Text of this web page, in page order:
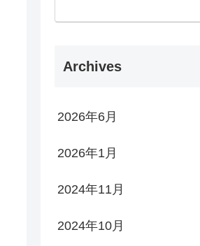
Archives
2026年6月
2026年1月
2024年11月
2024年10月